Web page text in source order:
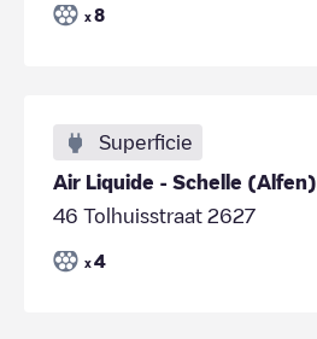
x 8
Superficie
Air Liquide - Schelle (Alfen)
46 Tolhuisstraat 2627
x 4